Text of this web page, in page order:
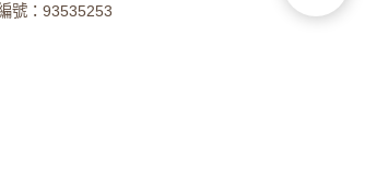
訊，這些廣告廠商、或連結
號：93535253